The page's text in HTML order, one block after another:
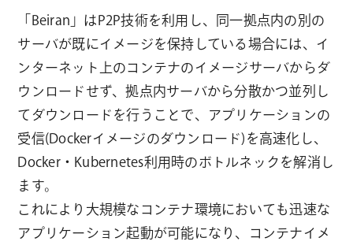
「Beiran」はP2P技術を利用し、同一拠点内の別の
サーバが既にイメージを保持している場合には、イ
ンターネット上のコンテナのイメージサーバからダ
ウンロードせず、拠点内サーバから分散かつ並列し
てダウンロードを行うことで、アプリケーションの
受信(Dockerイメージのダウンロード)を高速化し、
Docker・Kubernetes利用時のボトルネックを解消し
ます。
これにより大規模なコンテナ環境においても迅速な
アプリケーション起動が可能になり、コンテナイメ